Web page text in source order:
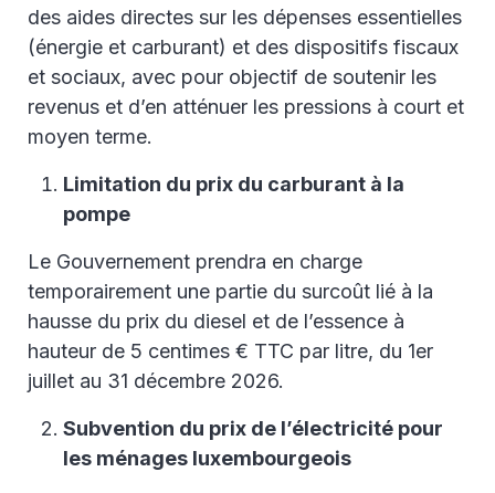
des aides directes sur les dépenses essentielles
(énergie et carburant) et des dispositifs fiscaux
et sociaux, avec pour objectif de soutenir les
revenus et d’en atténuer les pressions à court et
moyen terme.
Limitation du prix du carburant à la
pompe
Le Gouvernement prendra en charge
temporairement une partie du surcoût lié à la
hausse du prix du diesel et de l’essence à
hauteur de 5 centimes € TTC par litre, du 1er
juillet au 31 décembre 2026.
Subvention du prix de l’électricité pour
les ménages luxembourgeois